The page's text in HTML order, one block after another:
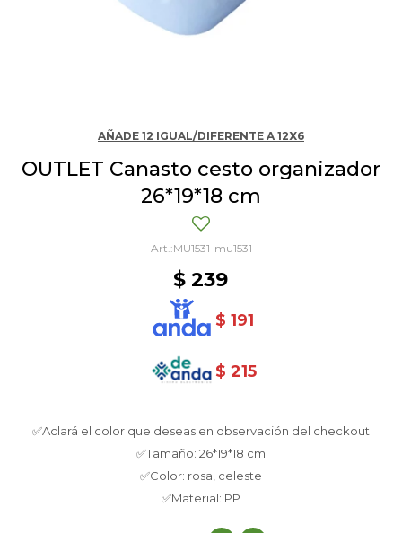
AÑADE 12 IGUAL/DIFERENTE A 12X6
OUTLET Canasto cesto organizador
26*19*18 cm
MU1531-mu1531
$ 239
$ 191
$ 215
✅Aclará el color que deseas en observación del checkout
✅Tamaño: 26*19*18 cm
✅Color: rosa, celeste
✅Material: PP